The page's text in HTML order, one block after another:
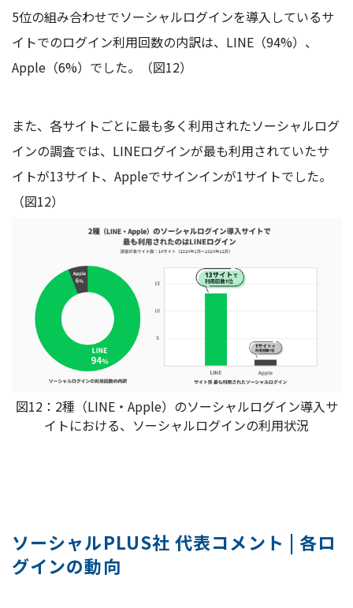
5位の組み合わせでソーシャルログインを導入しているサ
イトでのログイン利用回数の内訳は、LINE（94%）、
Apple（6%）でした。（図12）
また、各サイトごとに最も多く利用されたソーシャルログ
インの調査では、LINEログインが最も利用されていたサ
イトが13サイト、Appleでサインインが1サイトでした。
（図12）
図12：2種（LINE・Apple）のソーシャルログイン導入サ
イトにおける、ソーシャルログインの利用状況
ソーシャルPLUS社 代表コメント | 各ロ
グインの動向